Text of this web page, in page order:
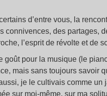
d’entre vous, la
connivences, des partages,
l’esprit de révolte et de
goût pour la musique (le
mais sans toujours savoir
je le cultivais comme
sur moi-même, sur ma